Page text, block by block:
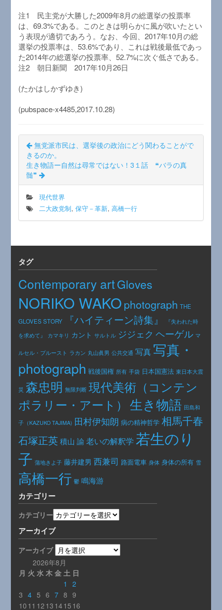
注1 民主党が大勝した2009年8月の総選挙の投票率
は、69.3%である。このときは明らかに風が吹いたとい
う表現が適切であろう。なお、今回、2017年10月の総
選挙の投票率は、53.6%であり、これは戦後最低であっ
た2014年の総選挙の投票率、52.7%に次ぐ低さである。
注2 朝日新聞 2017年10月26日
(たかはしかずゆき)
(pubspace-x4485,2017.10.28)
無党派市民は、選挙後の政治にどう関わることがで
きるのか。
生き物語ー自然は尋常ではない！3１話 ❝バラの真
髄❞
現代世界
二大政党制,保守－革新,高橋一行
タグ
Contemporary artGloves
NORIKO WAKOphotograph THE
GLOVES STORY
『ハイティーン詩集』
『失われた時
を求めて』
カマキリ カント サルトル ジジェク ヘーゲル マ
ルセル・プルースト ラカン 丸山眞男 公共交通 写真 写真・
photograph 戦後国権 所有 手袋 日本国憲法 東日本大震
災 森忠明 無限判断 現代美術（コンテン
ポラリー・アート） 生き物語 田島和
子（KAZUKO TAJIMA) 田村伊知朗 病の精神哲学 相馬千春
石塚正英 積山 諭 老いの解釈学 若生のり
子 蒲地きよ子 藤井建男 西兼司 路面電車 身体 身体の所有 雪
高橋一行 鬱 鳴海游
カテゴリー
カテゴリー
アーカイブ
アーカイブ
2026年8月
月 火 水 木 金 土 日
1
2
3 4 5 6 7 8 9
10 11 12 13 1415 16